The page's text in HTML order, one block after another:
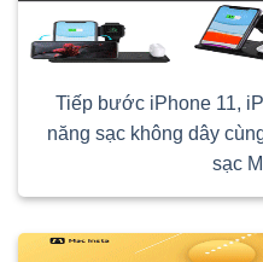
Tiếp bước iPhone 11,
năng sạc không dây
sạc